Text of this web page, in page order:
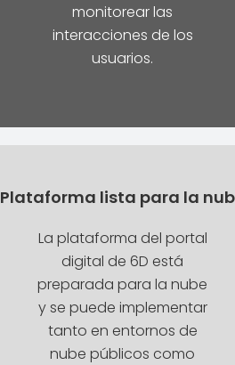
monitorear las
interacciones de los
usuarios.
Plataforma lista para la
La plataforma del portal
digital de 6D está
preparada para la nube
y se puede implementar
tanto en entornos de
nube públicos como